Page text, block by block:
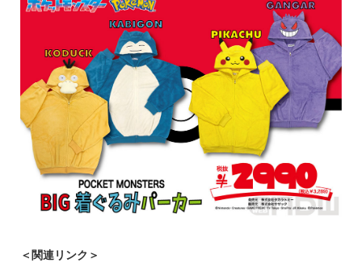
＜関連リンク＞